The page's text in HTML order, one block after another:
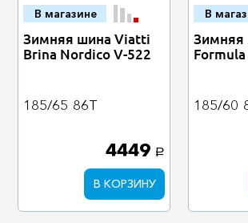
В магазине
Зимняя шина Viatti
Brina Nordico V-522
185/65 86T
4449 a
В КОРЗИНУ
В
Зимняя
Formula
185/60